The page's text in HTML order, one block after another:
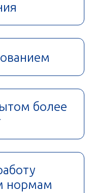
более
нормам